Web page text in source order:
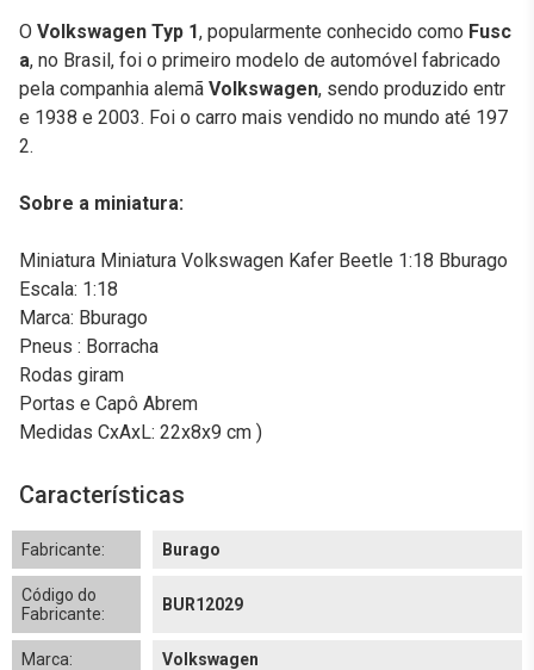
O Volkswagen Typ 1, popularmente conhecido como Fusc
a, no Brasil, foi o primeiro modelo de automóvel fabricado
pela companhia alemã Volkswagen, sendo produzido entr
e 1938 e 2003. Foi o carro mais vendido no mundo até 197
2.
Sobre a miniatura:
Miniatura Miniatura Volkswagen Kafer Beetle 1:18 Bburago
Escala: 1:18
Marca: Bburago
Pneus : Borracha
Rodas giram
Portas e Capô Abrem
Medidas CxAxL: 22x8x9 cm )
Características
Fabricante: Burago
Código do
Fabricante:
BUR12029
Marca: Volkswagen